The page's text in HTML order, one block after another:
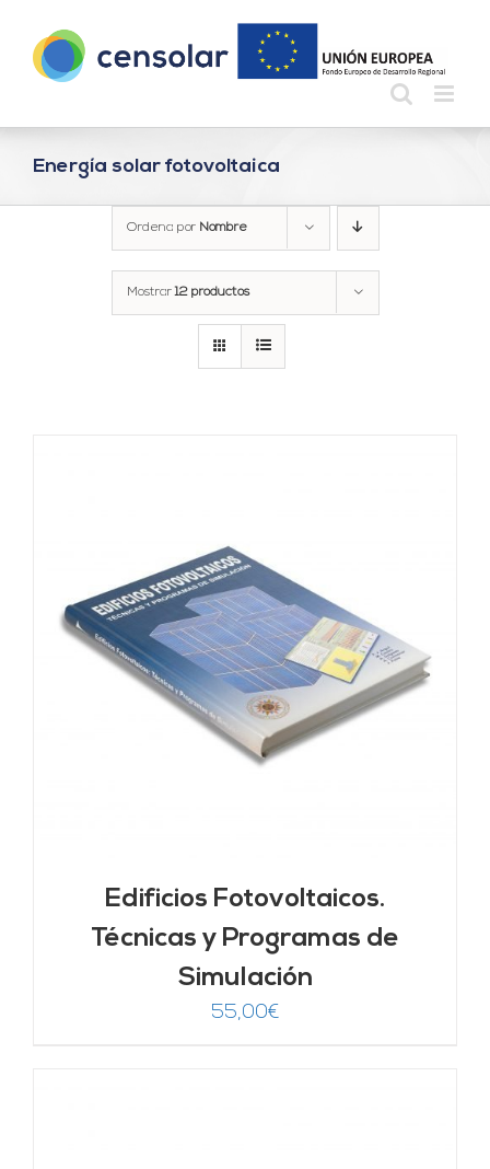
contenido
Energía solar fotovoltaica
Ordena por Nombre
Mostrar12 productos
Edificios Fotovoltaicos.
Técnicas y Programas de
Simulación
55,00€